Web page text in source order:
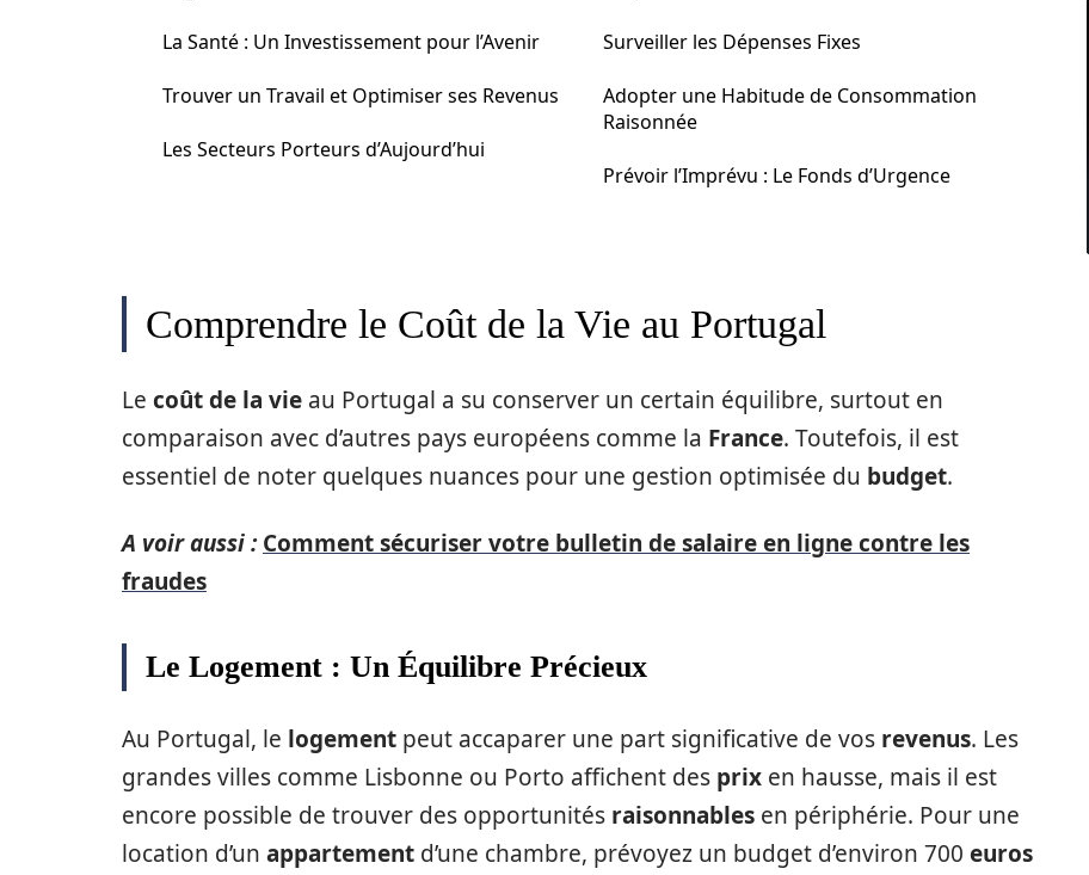
La Santé : Un Investissement pour l’Avenir
Trouver un Travail et Optimiser ses Revenus
Les Secteurs Porteurs d’Aujourd’hui
Surveiller les Dépenses Fixes
Adopter une Habitude de Consommation
Raisonnée
Prévoir l’Imprévu : Le Fonds d’Urgence
Comprendre le Coût de la Vie au Portugal
Le coût de la vie au Portugal a su conserver un certain équilibre, surtout en
comparaison avec d’autres pays européens comme la France. Toutefois, il est
essentiel de noter quelques nuances pour une gestion optimisée du budget.
A voir aussi : Comment sécuriser votre bulletin de salaire en ligne contre les
fraudes
Le Logement : Un Équilibre Précieux
Au Portugal, le logement peut accaparer une part significative de vos revenus. Les
grandes villes comme Lisbonne ou Porto affichent des prix en hausse, mais il est
encore possible de trouver des opportunités raisonnables en périphérie. Pour une
location d’un appartement d’une chambre, prévoyez un budget d’environ 700 euros